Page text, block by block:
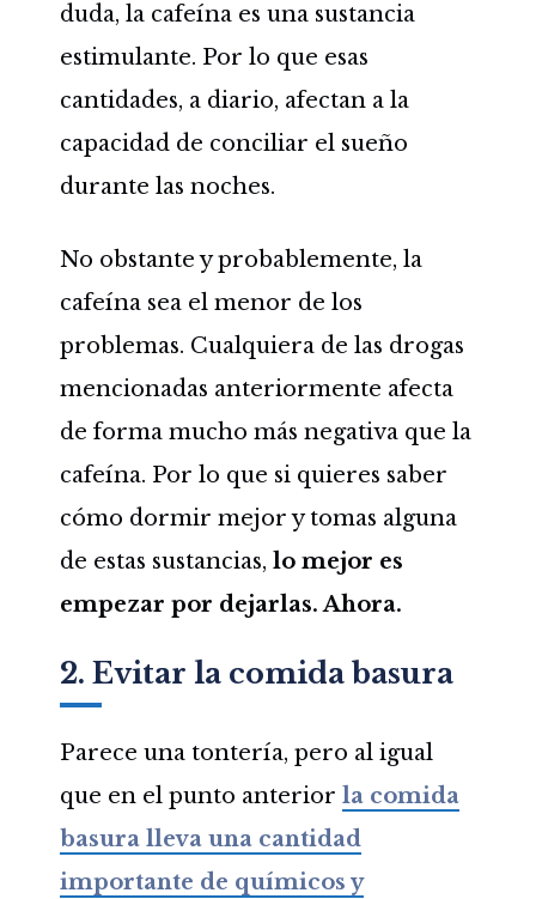
duda, la cafeína es una sustancia
estimulante. Por lo que esas
cantidades, a diario, afectan a la
capacidad de conciliar el sueño
durante las noches.
No obstante y probablemente, la
cafeína sea el menor de los
problemas. Cualquiera de las drogas
mencionadas anteriormente afecta
de forma mucho más negativa que la
cafeína. Por lo que si quieres saber
cómo dormir mejor y tomas alguna
de estas sustancias, lo mejor es
empezar por dejarlas. Ahora.
2. Evitar la comida basura
Parece una tontería, pero al igual
que en el punto anterior la comida
basura lleva una cantidad
importante de químicos y